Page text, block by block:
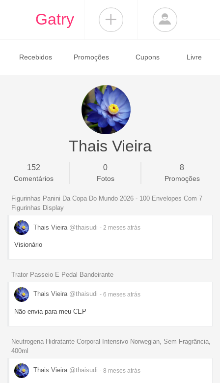
Gatry
Recebidos Promoções Cupons Livre
Thais Vieira
152
Comentários
0
Fotos
8
Promoções
Figurinhas Panini Da Copa Do Mundo 2026 - 100 Envelopes Com 7
Figurinhas Display
Thais Vieira @thaisudi - 2 meses atrás
Visionário
Trator Passeio E Pedal Bandeirante
Thais Vieira @thaisudi - 6 meses atrás
Não envia para meu CEP
Neutrogena Hidratante Corporal Intensivo Norwegian, Sem Fragrância,
400ml
Thais Vieira @thaisudi - 8 meses atrás